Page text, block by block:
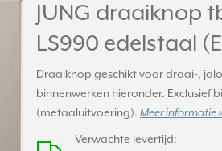
JUNG draaiknop
LS990 edelstaal
Draaiknop geschikt voor draai-,
binnenwerken hieronder. Exclusief
(metaaluitvoering).Meer informatie »
Verwachte levertijd: